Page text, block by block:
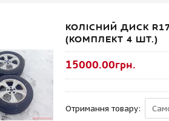
КОЛІСНИЙ ДИСК
(КОМПЛЕКТ 4 ШТ.)
15000.00грн.
Отримання товару: